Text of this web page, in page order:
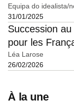
Equipa do idealista/
31/01/2025
Succession
pour les
Léa Larose
26/02/2026
À la une